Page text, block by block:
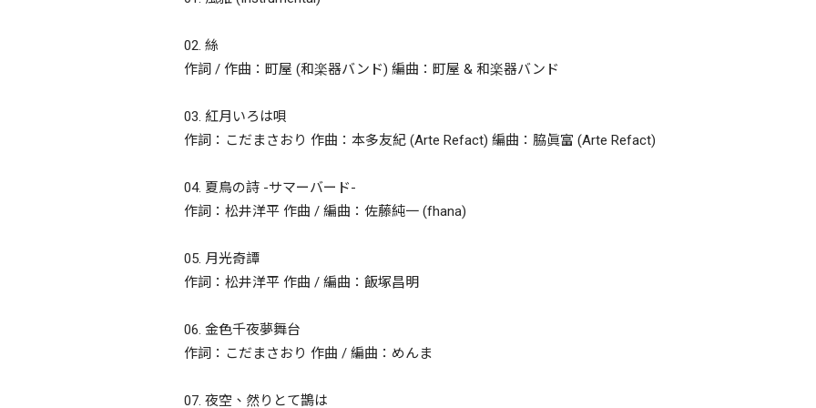
02. 絲
作詞 / 作曲：町屋 (和楽器バンド) 編曲：町屋 & 和楽器バンド
03. 紅月いろは唄
作詞：こだまさおり 作曲：本多友紀 (Arte Refact) 編曲：脇眞富 (Arte Refact)
04. 夏鳥の詩 -サマーバード-
作詞：松井洋平 作曲 / 編曲：佐藤純一 (fhana)
05. 月光奇譚
作詞：松井洋平 作曲 / 編曲：飯塚昌明
06. 金色千夜夢舞台
作詞：こだまさおり 作曲 / 編曲：めんま
07. 夜空、然りとて鵲は